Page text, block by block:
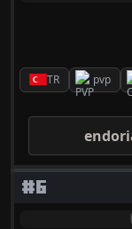
TR pvp
#6